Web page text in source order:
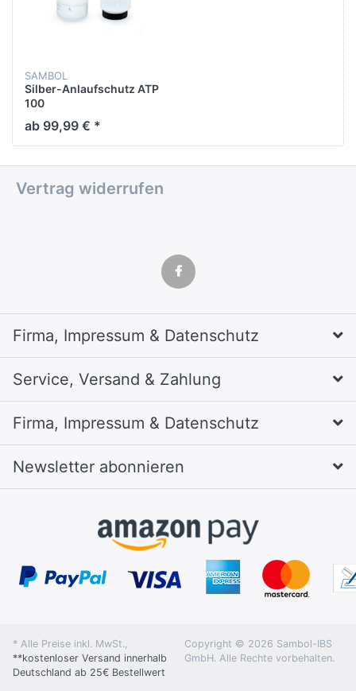
SAMBOL
Silber-Anlaufschutz ATP
100
ab 99,99 € *
Vertrag widerrufen
Firma, Impressum & Datenschutz
Service, Versand & Zahlung
Firma, Impressum & Datenschutz
Newsletter abonnieren
* Alle Preise inkl. MwSt.,
**kostenloser Versand innerhalb
Deutschland ab 25€ Bestellwert
Copyright © 2026 Sambol-IBS
GmbH. Alle Rechte vorbehalten.